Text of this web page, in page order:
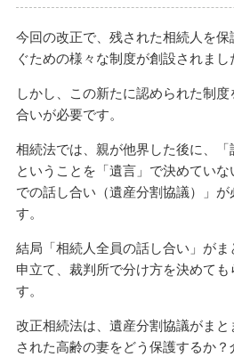
今回の改正で、残された相続人を
ぐための様々な制度が創設されまし
しかし、この新たに認められた制
合いが必要です。
相続法では、親が他界した後に、「
ということを「遺言」で決めてい
での話し合い（遺産分割協議）」
す。
結局「相続人全員の話し合い」が
申立て、裁判所で分け方を決めて
す。
改正相続法は、遺産分割協議がま
された高齢の妻をどう保護するか